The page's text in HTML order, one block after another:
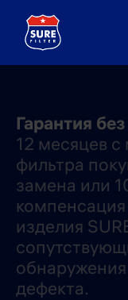
Гарантия
12 месяцев
фильтра
замена или
изделия
дефекта.